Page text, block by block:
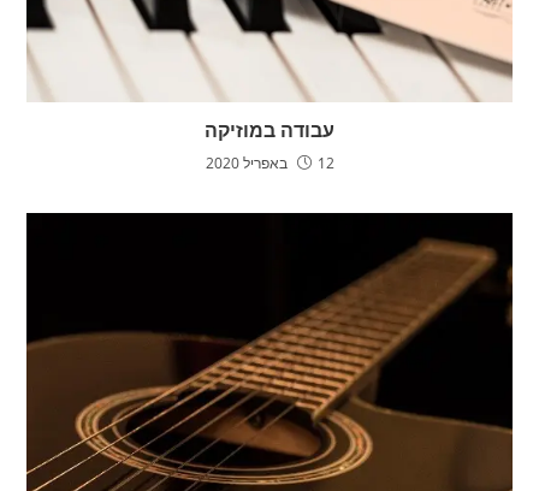
עבודה במוזיקה
12 באפריל 2020